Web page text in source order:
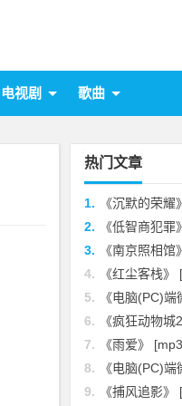
电视剧 歌曲
热门文章
1.
《沉默的荣耀
2.
《低智商犯罪
3.
《南京照相馆
4.
《红尘客栈》
5.
《电脑(PC)端
6.
《疯狂动物城
7.
《雨爱》
8.
《电脑(PC)端
9.
《捕风追影》